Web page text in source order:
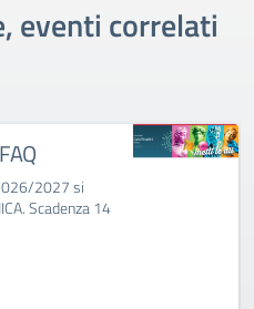
eventi correlati
2027 si
Scadenza 14